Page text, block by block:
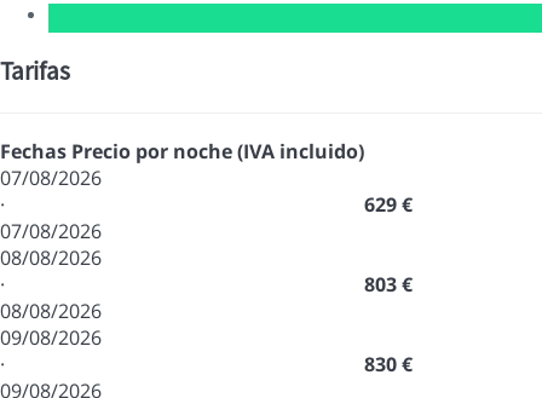
Tarifas
Fechas Precio por noche (IVA incluido)
07/08/2026
·
07/08/2026
629 €
08/08/2026
·
08/08/2026
803 €
09/08/2026
·
09/08/2026
830 €